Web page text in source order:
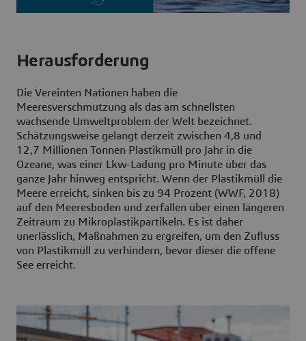
Herausforderung
Die Vereinten Nationen haben die
Meeresverschmutzung als das am schnellsten
wachsende Umweltproblem der Welt bezeichnet.
Schätzungsweise gelangt derzeit zwischen 4,8 und
12,7 Millionen Tonnen Plastikmüll pro Jahr in die
Ozeane, was einer Lkw-Ladung pro Minute über das
ganze Jahr hinweg entspricht. Wenn der Plastikmüll die
Meere erreicht, sinken bis zu 94 Prozent (WWF, 2018)
auf den Meeresboden und zerfallen über einen längeren
Zeitraum zu Mikroplastikpartikeln. Es ist daher
unerlässlich, Maßnahmen zu ergreifen, um den Zufluss
von Plastikmüll zu verhindern, bevor dieser die offene
See erreicht.